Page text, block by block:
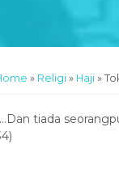
» Religi » Haji »
tiada